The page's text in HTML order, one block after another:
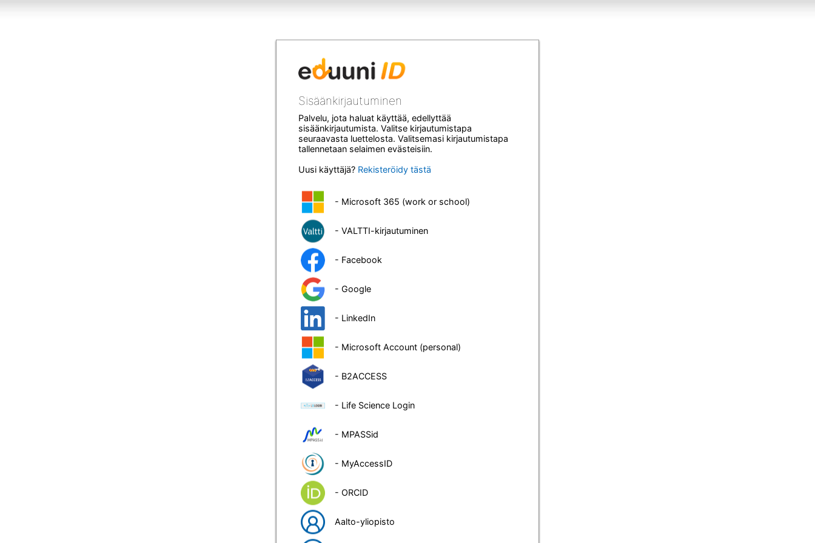
Sisäänkirjautuminen
Palvelu, jota haluat käyttää, edellyttää
sisäänkirjautumista. Valitse kirjautumistapa
seuraavasta luettelosta. Valitsemasi kirjautumistapa
tallennetaan selaimen evästeisiin.
Uusi käyttäjä? Rekisteröidy tästä
- Microsoft 365 (work or school)
- VALTTI-kirjautuminen
- Facebook
- Google
- LinkedIn
- Microsoft Account (personal)
- B2ACCESS
- Life Science Login
- MPASSid
- MyAccessID
- ORCID
Aalto-yliopisto